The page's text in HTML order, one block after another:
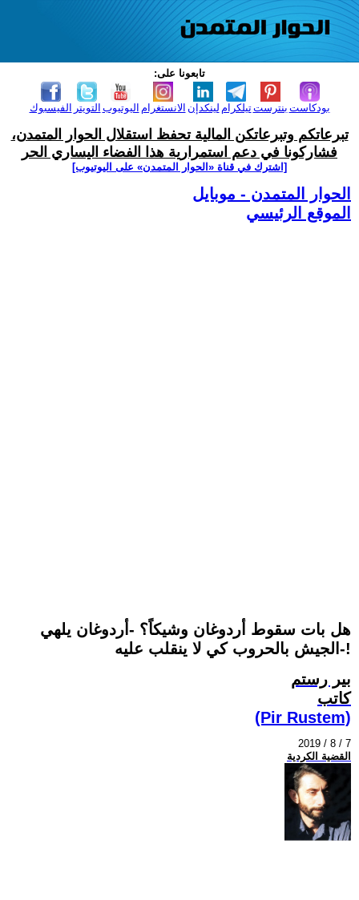
تابعونا على:
الفيسبوك التويتر اليوتيوب الانستغرام لينكدإن تيلكرامبنترست بودكاست
تبرعاتكم وتبرعاتكن المالية تحفظ استقلال الحوار المتمدن،
فشاركونا في دعم استمرارية هذا الفضاء اليساري الحر
[اشترك في قناة ‫«الحوار المتمدن» على اليوتيوب]
الحوار المتمدن - موبايل
الموقع الرئيسي
هل بات سقوط أردوغان وشيكاً؟ -أردوغان يلهي
الجيش بالحروب كي لا ينقلب عليه-!
بير رستم
كاتب
(Pir Rustem)
2019 / 8 / 7
القضية الكردية